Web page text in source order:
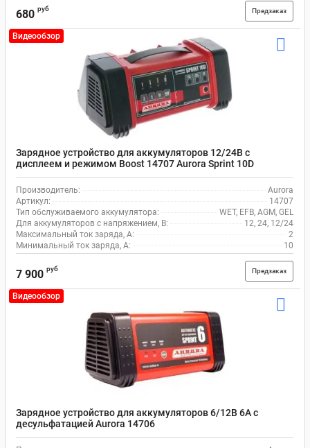
680 руб Предзаказ
Видеообзор
Зарядное устройство для аккумуляторов 12/24В с
дисплеем и режимом Boost 14707 Aurora Sprint 10D
Производитель:
Aurora
Артикул:
14707
Тип обслуживаемого аккумулятора:
WET, EFB, AGM, GEL
Для аккумуляторов с напряжением, В:
12, 24, 12/24
Максимальный ток заряда, А:
2
Минимальный ток заряда, А:
10
7 900 руб Предзаказ
Видеообзор
Зарядное устройство для аккумуляторов 6/12В 6А с
десульфатацией Aurora 14706